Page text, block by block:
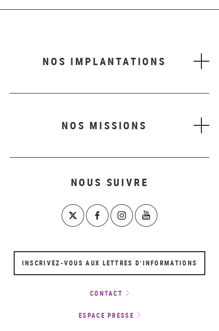
NOS IMPLANTATIONS
NOS MISSIONS
NOUS SUIVRE
INSCRIVEZ-VOUS AUX LETTRES D’INFORMATIONS
CONTACT
ESPACE PRESSE